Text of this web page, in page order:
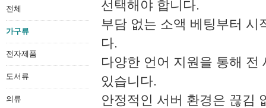
전체
가구류
전자제품
도서류
의류
선택해야 합니다.
부담 없는 소액 베팅부터 시
다.
다양한 언어 지원을 통해 전
있습니다.
안정적인 서버 환경은 끊김